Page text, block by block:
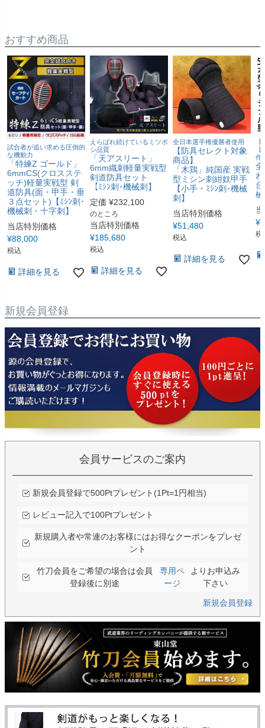
おすすめ商品
試合者が追い求める圧倒的
な機動力
「特練Z ゴールド」
6mmCS(クロスステ
ッチ)軽量実戦型 剣
道防具(面・甲手・垂
３点セット)【ﾐｼﾝ刺･
機械刺・十字刺】
当店特別価格
¥88,000
税込
詳細を見る
えらばれ続けているミツボ
シ品質
「天アスリート」
6mm織刺軽量実戦型
剣道防具セット
【ﾐｼﾝ刺･機械刺】
定価 ¥232,100
のところ
当店特別価格
¥185,680
税込
詳細を見る
全日本選手権優勝者使用
【防具セレクト対象
商品】
「木鶏」純国産 実戦
型ミシン刺紺奴甲手
【小手・ﾐｼﾝ刺･機械
刺】
当店特別価格
¥51,480
税込
詳細を見る
作
¥
税
新規会員登録
会員サービスのご案内
新規会員登録で500Ptプレゼント(1Pt=1円相当)
レビュー記入で100Ptプレゼント
新規購入者や常連のお客様にはお得なクーポンをプレゼ
ント
竹刀会員をご希望の場合は会員
登録後に別途
専用ペ
ージ
よりお申込み
下さい
新規会員登録